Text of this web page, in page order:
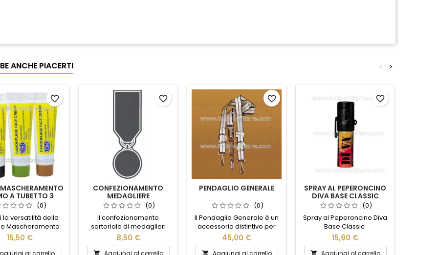
ANCHE PIACERTI >
<
A TUBETTO 3
COLORI (0)
la versatilità della
Mascheramento
a Tubetto 3 colori",
perfetto per le tue
all'aperto.
15,50 €
al carrello
favorite_border
CONFEZIONAMENTO
MEDAGLIERE
(0)
Il confezionamento
sartoriale di medaglieri
militari è un servizio
professionale che
garantisce l'allestimento su
8,50 €
 Aggiungi al carrello
favorite_border
PENDAGLIO GENERALE
(0)
Il Pendaglio Generale è un
accessorio distintivo per
uniforme, realizzato con
materiali resistenti e finiture
curate, pensato per
45,00 €
 Aggiungi al carrello
favorite_border
SPRAY AL PEPERONCINO
DIVA BASE CLASSIC
(0)
Spray al Peperoncino Diva
Base Classic
15,90 €
 Aggiungi al carrello
favorite_border